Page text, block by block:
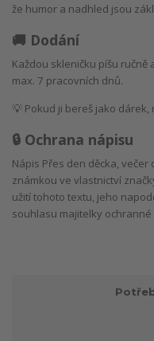
že humor a nadhled jsou
🚚 Dodání
Každou skleničku píšu
max. 7 pracovních dnů.
💡 Pokud ji bereš jako
🔒 Ochrana nápisu
Nápis Přes den děcka,
známkou ve vlastnictví
užití tohoto textu, jeho
souhlasu majitelky